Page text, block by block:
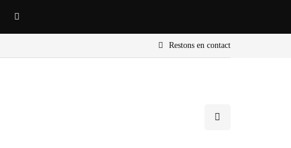
Restons en contact